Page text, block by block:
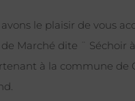
avons le plaisir de vous
Marché dite ¨ Séchoir
à la commune de